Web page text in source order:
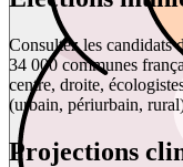
Consultez les candidats
34 000 communes
centre, droite,
(urbain, périurbain,
Projections